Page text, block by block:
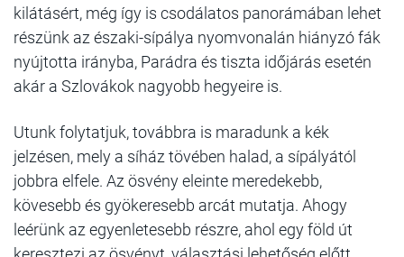
kilátásért, még így is csodálatos panorámában lehet
részünk az északi-sípálya nyomvonalán hiányzó fák
nyújtotta irányba, Parádra és tiszta időjárás esetén
akár a Szlovákok nagyobb hegyeire is.
Utunk folytatjuk, továbbra is maradunk a kék
jelzésen, mely a síház tövében halad, a sípályától
jobbra elfele. Az ösvény eleinte meredekebb,
kövesebb és gyökeresebb arcát mutatja. Ahogy
leérünk az egyenletesebb részre, ahol egy föld út